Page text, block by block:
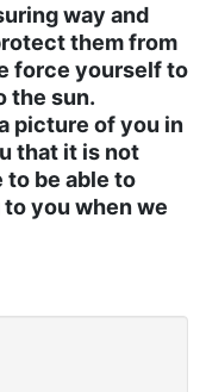
way and
them from
force yourself to
the sun.
picture of you in
that it is not
be able to
you when we